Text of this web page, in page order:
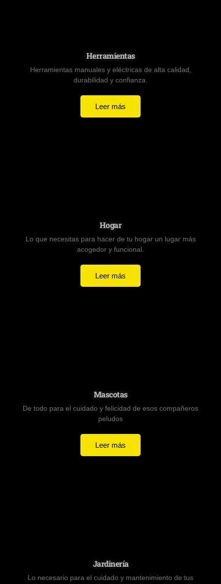
Herramientas
Herramientas manuales y eléctricas de alta calidad,
durabilidad y confianza.
Leer más
Hogar
Lo que necesitas para hacer de tu hogar un lugar más
acogedor y funcional.
Leer más
Mascotas
De todo para el cuidado y felicidad de esos compañeros
peludos
Leer más
Jardinería
Lo necesario para el cuidado y mantenimiento de tus